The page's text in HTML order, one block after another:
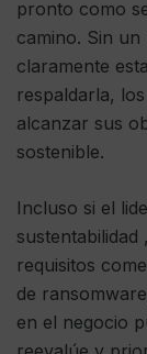
pronto como
camino. Sin
claramente
respaldarla,
alcanzar sus
sostenible.
Incluso si el
requisitos
de
en el negocio